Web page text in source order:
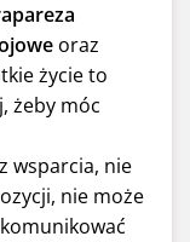
oraz
życie to
żeby móc
wsparcia, nie
nie może